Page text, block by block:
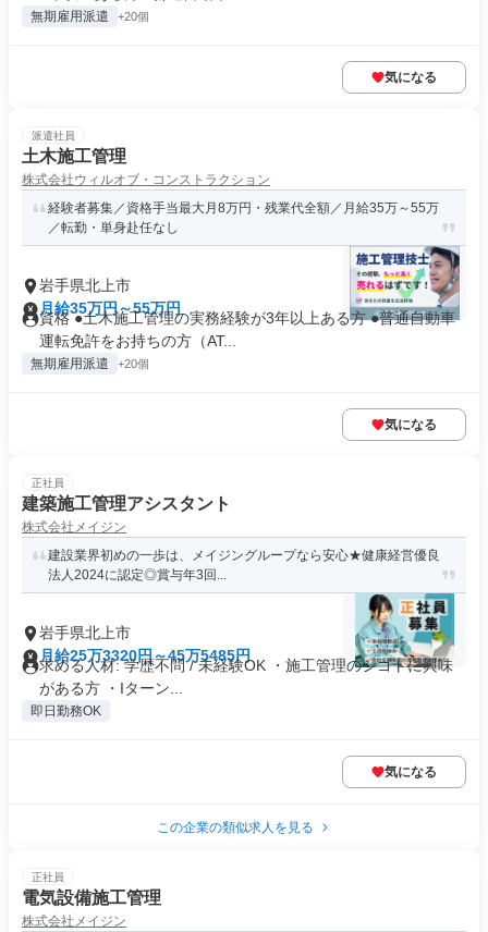
無期雇用派遣 +20個
気になる
派遣社員
土木施工管理
株式会社ウィルオブ・コンストラクション
経験者募集／資格手当最大月8万円・残業代全額／月給35万～55万
／転勤・単身赴任なし
岩手県北上市
月給35万円～55万円
資格 ●土木施工管理の実務経験が3年以上ある方 ●普通自動車
運転免許をお持ちの方（AT...
無期雇用派遣 +20個
気になる
正社員
建築施工管理アシスタント
株式会社メイジン
建設業界初めの一歩は、メイジングループなら安心★健康経営優良
法⼈2024に認定◎賞与年3回...
岩手県北上市
月給25万3320円～45万5485円
求める人材: 学歴不問 / 未経験OK ・施工管理のシゴトに興味
がある方 ・Iターン...
即日勤務OK
気になる
この企業の類似求人を見る
正社員
電気設備施工管理
株式会社メイジン